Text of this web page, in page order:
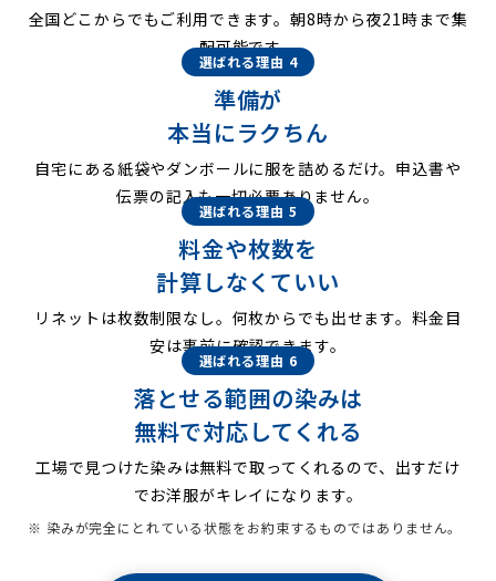
全国どこからでもご利用できます。朝8時から夜21時まで集
配可能です。
選ばれる理由 4
準備が
本当にラクちん
自宅にある紙袋やダンボールに服を詰めるだけ。申込書や
伝票の記入も一切必要ありません。
選ばれる理由 5
料金や枚数を
計算しなくていい
リネットは枚数制限なし。何枚からでも出せます。料金目
安は事前に確認できます。
選ばれる理由 6
落とせる範囲の染みは
無料で対応してくれる
工場で見つけた染みは無料で取ってくれるので、出すだけ
でお洋服がキレイになります。
※ 染みが完全にとれている状態をお約束するものではありません。